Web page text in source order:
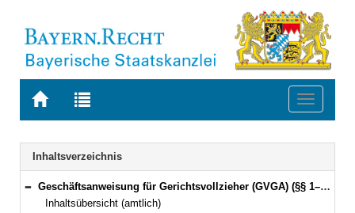
Zur
BAYERN.RECHT
Zur
letzten
Suche
Toggle
Navigation
Inhaltsverzeichnis
Bereich reduzieren
Geschäftsanweisung für Gerichtsvollzieher (GVGA) (§§ 1–199)
Inhaltsübersicht (amtlich)